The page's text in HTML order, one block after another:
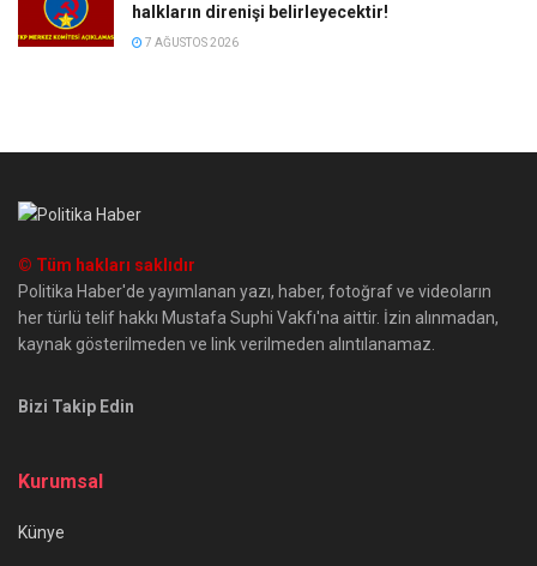
halkların direnişi belirleyecektir!
7 AĞUSTOS 2026
© Tüm hakları saklıdır
Politika Haber'de yayımlanan yazı, haber, fotoğraf ve videoların
her türlü telif hakkı Mustafa Suphi Vakfı'na aittir. İzin alınmadan,
kaynak gösterilmeden ve link verilmeden alıntılanamaz.
Bizi Takip Edin
Kurumsal
Künye